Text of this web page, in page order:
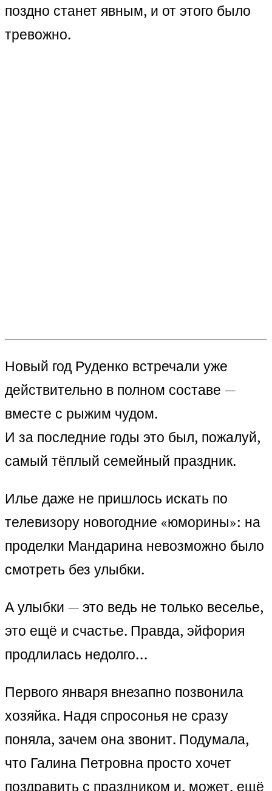
поздно станет явным, и от этого было
тревожно.
Новый год Руденко встречали уже
действительно в полном составе —
вместе с рыжим чудом.
И за последние годы это был, пожалуй,
самый тёплый семейный праздник.
Илье даже не пришлось искать по
телевизору новогодние «юморины»: на
проделки Мандарина невозможно было
смотреть без улыбки.
А улыбки — это ведь не только веселье,
это ещё и счастье. Правда, эйфория
продлилась недолго…
Первого января внезапно позвонила
хозяйка. Надя спросонья не сразу
поняла, зачем она звонит. Подумала,
что Галина Петровна просто хочет
поздравить с праздником и, может, ещё